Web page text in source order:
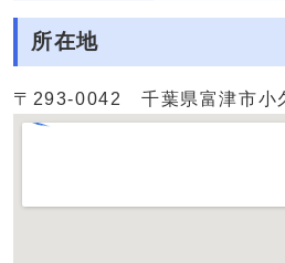
所在地
〒293-0042 千葉県富津市小